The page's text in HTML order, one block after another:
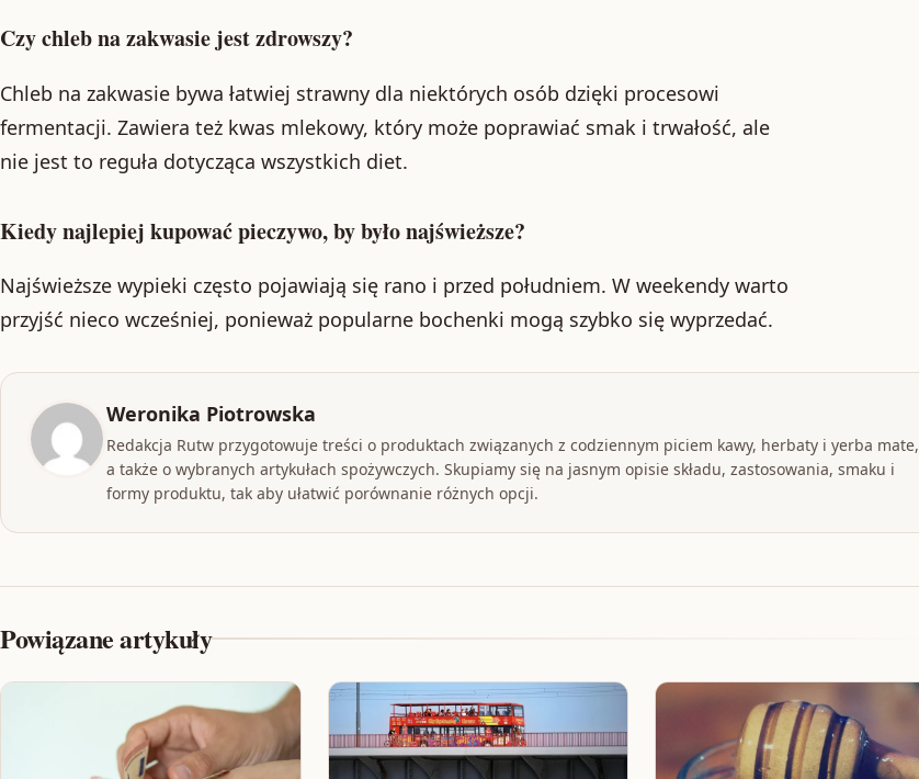
Czy chleb na zakwasie jest zdrowszy?
Chleb na zakwasie bywa łatwiej strawny dla niektórych osób dzięki procesowi
fermentacji. Zawiera też kwas mlekowy, który może poprawiać smak i trwałość, ale
nie jest to reguła dotycząca wszystkich diet.
Kiedy najlepiej kupować pieczywo, by było najświeższe?
Najświeższe wypieki często pojawiają się rano i przed południem. W weekendy warto
przyjść nieco wcześniej, ponieważ popularne bochenki mogą szybko się wyprzedać.
Weronika Piotrowska
Redakcja Rutw przygotowuje treści o produktach związanych z codziennym piciem kawy, herbaty i yerba mate,
a także o wybranych artykułach spożywczych. Skupiamy się na jasnym opisie składu, zastosowania, smaku i
formy produktu, tak aby ułatwić porównanie różnych opcji.
Powiązane artykuły